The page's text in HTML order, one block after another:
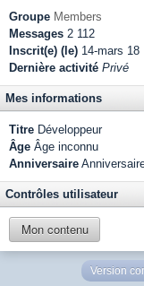
Groupe Members
Messages 2 112
Inscrit(e) (le) 14-mars 18
Dernière activité Privé
Mes informations
Titre Développeur
Âge Âge inconnu
Anniversaire
Contrôles utilisateur
Mon contenu
Version